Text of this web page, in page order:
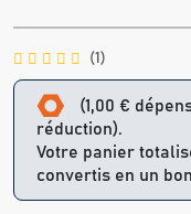
(1)
(1,00 €
réduction).
Votre panier
convertis en un